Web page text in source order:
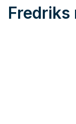
Fredriks